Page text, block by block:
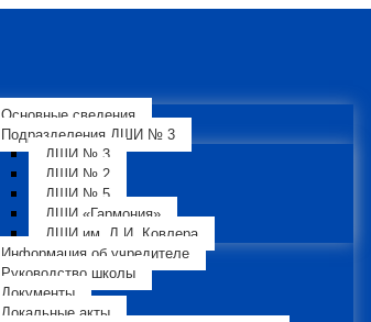
Основные сведения
Подразделения ДШИ № 3
ДШИ № 3
ДШИ № 2
ДШИ № 5
ДШИ «Гармония»
ДШИ им. Л.И. Ковлера
Информация об учредителе
Руководство школы
Документы
Локальные акты